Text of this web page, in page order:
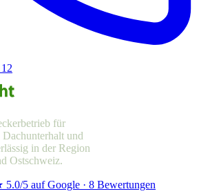
für
und
in der Region
Ostschweiz.
5.0/5 auf Google · 8 Bewertungen